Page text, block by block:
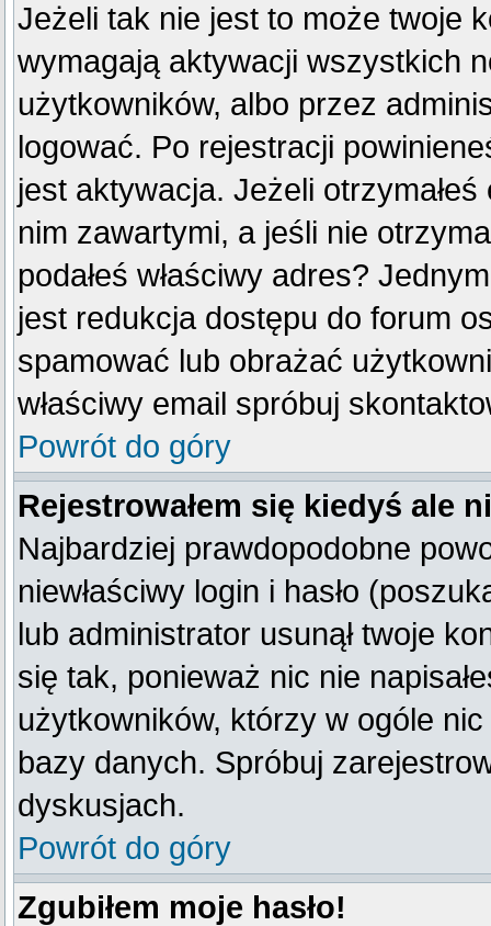
Jeżeli tak nie jest to może twoje
wymagają aktywacji wszystkich
użytkowników, albo przez
logować. Po rejestracji
jest aktywacja. Jeżeli
nim zawartymi, a jeśli nie
podałeś właściwy adres?
jest redukcja dostępu do forum
spamować lub obrażać
właściwy email spróbuj
Powrót do góry
Rejestrowałem się kiedyś ale
Najbardziej prawdopodobne
niewłaściwy login i hasło
lub administrator usunął twoje
się tak, ponieważ nic nie
użytkowników, którzy w ogóle
bazy danych. Spróbuj
dyskusjach.
Powrót do góry
Zgubiłem moje hasło!